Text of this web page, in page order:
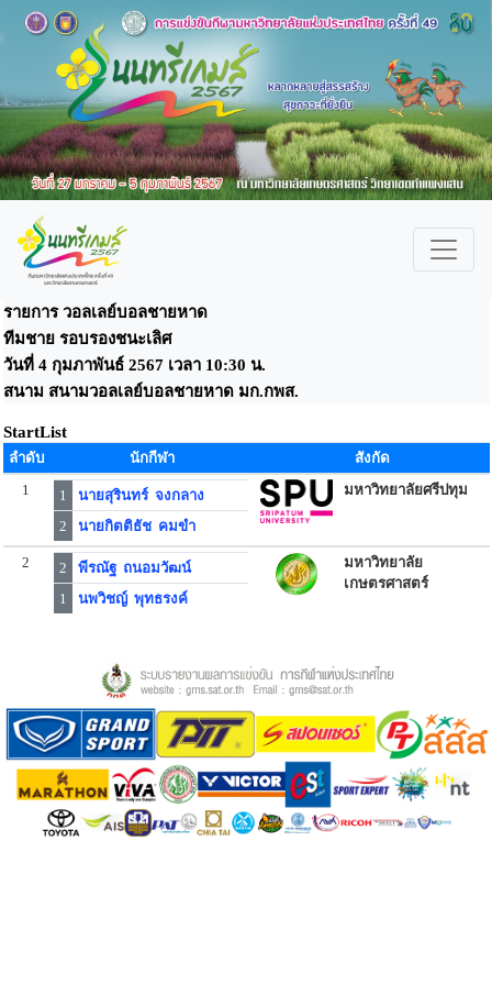
รายการ วอลเลย์บอลชายหาด
ทีมชาย รอบรองชนะเลิศ
วันที่ 4 กุมภาพันธ์ 2567 เวลา 10:30 น.
สนาม สนามวอลเลย์บอลชายหาด มก.กพส.
StartList
ลำดับ นักกีฬา
สังกัด
1
1
นายสุรินทร์ จงกลาง
2
นายกิตติธัช คมขำ
มหาวิทยาลัยศรีปทุม
2 2
พีรณัฐ ถนอมวัฒน์
1
นพวิชญ์ พุทธรงค์
มหาวิทยาลัย
เกษตรศาสตร์